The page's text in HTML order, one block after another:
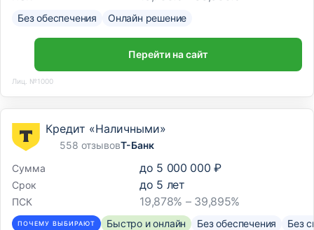
Без обеспечения Онлайн решение
Перейти на сайт
Лиц. №1000
Кредит «Наличными»
558 отзывовТ-Банк
Сумма
до 5 000 000 ₽
Срок до 5 лет
ПСК 19,878% – 39,895%
ПОЧЕМУ ВЫБИРАЮТ Быстро и онлайн Без обеспечения Без